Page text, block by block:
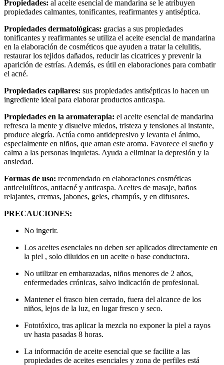
Propiedades: al aceite esencial de mandarina se le atribuyen
propiedades calmantes, tonificantes, reafirmantes y antiséptica.
Propiedades dermatológicas: gracias a sus propiedades
tonificantes y reafirmantes se utiliza el aceite esencial de mandarina
en la elaboración de cosméticos que ayuden a tratar la celulitis,
restaurar los tejidos dañados, reducir las cicatrices y prevenir la
aparición de estrías. Además, es útil en elaboraciones para combatir
el acné.
Propiedades capilares: sus propiedades antisépticas lo hacen un
ingrediente ideal para elaborar productos anticaspa.
Propiedades en la aromaterapia: el aceite esencial de mandarina
refresca la mente y disuelve miedos, tristeza y tensiones al instante,
produce alegría. Actúa como antidepresivo y levanta el ánimo,
especialmente en niños, que aman este aroma. Favorece el sueño y
calma a las personas inquietas. Ayuda a eliminar la depresión y la
ansiedad.
Formas de uso: recomendado en elaboraciones cosméticas
anticelulíticos, antiacné y anticaspa. Aceites de masaje, baños
relajantes, cremas, jabones, geles, champús, y en difusores.
PRECAUCIONES:
No ingerir.
Los aceites esenciales no deben ser aplicados directamente en
la piel , solo diluidos en un aceite o base conductora.
No utilizar en embarazadas, niños menores de 2 años,
enfermedades crónicas, salvo indicación de profesional.
Mantener el frasco bien cerrado, fuera del alcance de los
niños, lejos de la luz, en lugar fresco y seco.
Fototóxico, tras aplicar la mezcla no exponer la piel a rayos
uv hasta pasadas 8 horas.
La información de aceite esencial que se facilite a las
propiedades de aceites esenciales y zona de perfiles está